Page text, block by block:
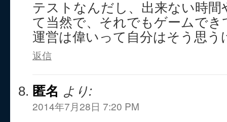
テストなんだし、出来ない時
て当然で、それでもゲームで
運営は偉いって自分はそう思う
返信
匿名 より:
2014年7月28日 7:20 PM